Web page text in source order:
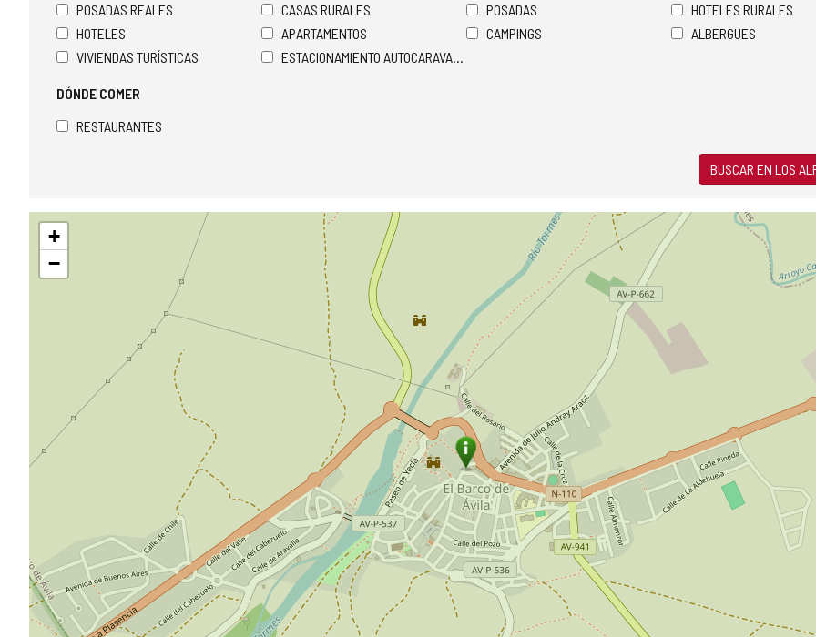
POSADAS REALES
CASAS RURALES POSADAS
HOTELES RURALES
HOTELES
APARTAMENTOS CAMPINGS
ALBERGUES
VIVIENDAS TURÍSTICAS
ESTACIONAMIENTO AUTOCARAVANAS
DÓNDE COMER
RESTAURANTES
BUSCAR EN LOS
Saltar
mapa
+
−